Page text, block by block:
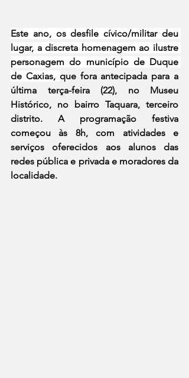
Este ano, os desfile cívico/militar deu
lugar, a discreta homenagem ao ilustre
personagem do município de Duque
de Caxias, que fora antecipada para a
última terça-feira (22), no Museu
Histórico, no bairro Taquara, terceiro
distrito. A programação festiva
começou às 8h, com atividades e
serviços oferecidos aos alunos das
redes pública e privada e moradores da
localidade.